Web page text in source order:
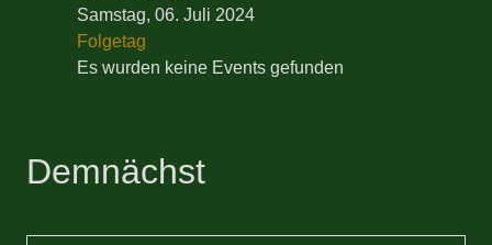
Samstag, 06. Juli 2024
Folgetag
Es wurden keine Events gefunden
Demnächst